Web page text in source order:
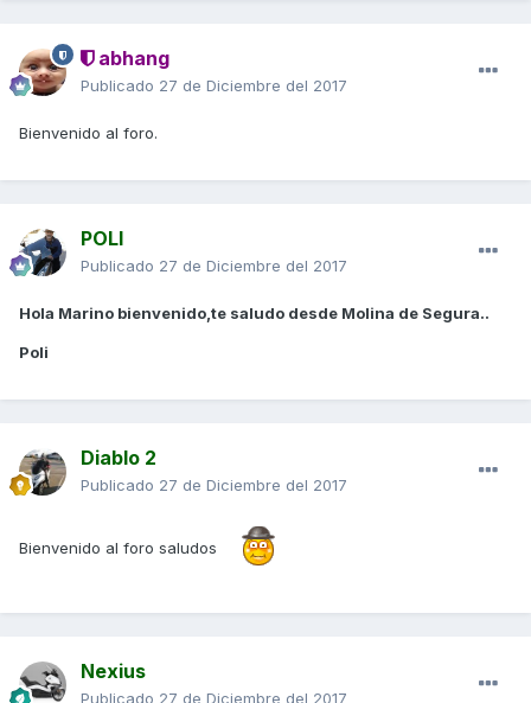
abhang
Publicado 27 de Diciembre del 2017
Bienvenido al foro.
POLI
Publicado 27 de Diciembre del 2017
Hola Marino bienvenido,te saludo desde Molina de Segura..
Poli
Diablo 2
Publicado 27 de Diciembre del 2017
Bienvenido al foro saludos
Nexius
Publicado 27 de Diciembre del 2017